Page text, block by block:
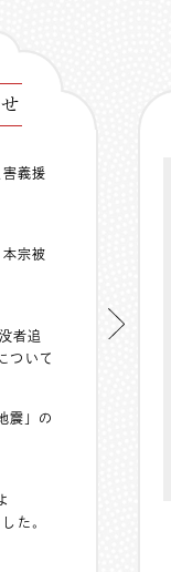
害義援
本宗被
者追
ついて
震」の
た。